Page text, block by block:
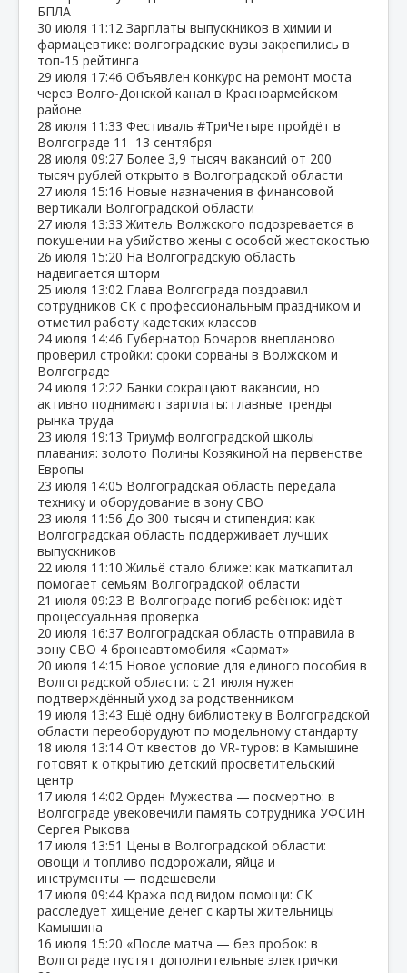
БПЛА
30 июля 11:12 Зарплаты выпускников в химии и
фармацевтике: волгоградские вузы закрепились в
топ‑15 рейтинга
29 июля 17:46 Объявлен конкурс на ремонт моста
через Волго‑Донской канал в Красноармейском
районе
28 июля 11:33 Фестиваль #ТриЧетыре пройдёт в
Волгограде 11–13 сентября
28 июля 09:27 Более 3,9 тысяч вакансий от 200
тысяч рублей открыто в Волгоградской области
27 июля 15:16 Новые назначения в финансовой
вертикали Волгоградской области
27 июля 13:33 Житель Волжского подозревается в
покушении на убийство жены с особой жестокостью
26 июля 15:20 На Волгоградскую область
надвигается шторм
25 июля 13:02 Глава Волгограда поздравил
сотрудников СК с профессиональным праздником и
отметил работу кадетских классов
24 июля 14:46 Губернатор Бочаров внепланово
проверил стройки: сроки сорваны в Волжском и
Волгограде
24 июля 12:22 Банки сокращают вакансии, но
активно поднимают зарплаты: главные тренды
рынка труда
23 июля 19:13 Триумф волгоградской школы
плавания: золото Полины Козякиной на первенстве
Европы
23 июля 14:05 Волгоградская область передала
технику и оборудование в зону СВО
23 июля 11:56 До 300 тысяч и стипендия: как
Волгоградская область поддерживает лучших
выпускников
22 июля 11:10 Жильё стало ближе: как маткапитал
помогает семьям Волгоградской области
21 июля 09:23 В Волгограде погиб ребёнок: идёт
процессуальная проверка
20 июля 16:37 Волгоградская область отправила в
зону СВО 4 бронеавтомобиля «Сармат»
20 июля 14:15 Новое условие для единого пособия в
Волгоградской области: с 21 июля нужен
подтверждённый уход за родственником
19 июля 13:43 Ещё одну библиотеку в Волгоградской
области переоборудуют по модельному стандарту
18 июля 13:14 От квестов до VR‑туров: в Камышине
готовят к открытию детский просветительский
центр
17 июля 14:02 Орден Мужества — посмертно: в
Волгограде увековечили память сотрудника УФСИН
Сергея Рыкова
17 июля 13:51 Цены в Волгоградской области:
овощи и топливо подорожали, яйца и
инструменты — подешевели
17 июля 09:44 Кража под видом помощи: СК
расследует хищение денег с карты жительницы
Камышина
16 июля 15:20 «После матча — без пробок: в
Волгограде пустят дополнительные электрички